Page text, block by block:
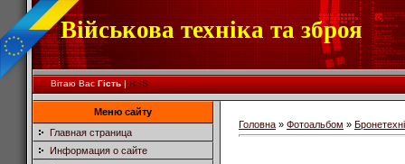
Військова техніка та зброя
Вітаю Вас Гість|RSS
Меню сайту
Главная страница
Информация о сайте
Головна » Фотоальбом »